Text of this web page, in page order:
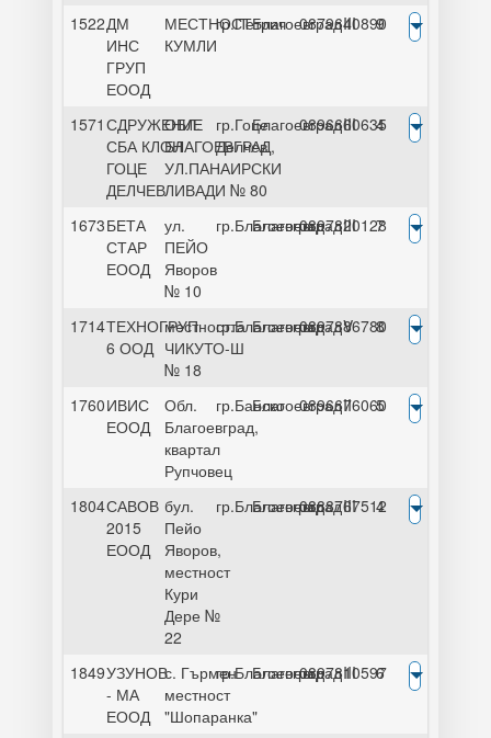
1522ДМ
ИНС
ГРУП
ЕООД
МЕСТНОСТ
КУМЛИ
гр.ПетричБлагоевград0879640890
III 9
1571 СДРУЖЕНИЕ
СБА КЛОН
ГОЦЕ
ДЕЛЧЕВ
ОБЛ.
БЛАГОЕВГРАД,
УЛ.ПАНАИРСКИ
ЛИВАДИ № 80
гр.Гоце
Делчев
Благоевград0896660635
III 4
1673БЕТА
СТАР
ЕООД
ул.
ПЕЙО
Яворов
№ 10
гр.Благоевград
Благоевград0897820128
III 7
1714ТЕХНОГРУП
6 ООД
местността
ЧИКУТО-Ш
№ 18
гр.Благоевград
Благоевград0897886780
V 8
1760ИВИС
ЕООД
Обл.
Благоевград,
квартал
Рупчовец
гр.БанскоБлагоевград0896676060
II 5
1804САВОВ
2015
ЕООД
бул.
Пейо
Яворов,
местност
Кури
Дере №
22
гр.Благоевград
Благоевград0888767512
III 4
1849УЗУНОВ
- МА
ЕООД
с. Гърмен
местност
"Шопаранка"
гр.Благоевград
Благоевград0897810597
III 6